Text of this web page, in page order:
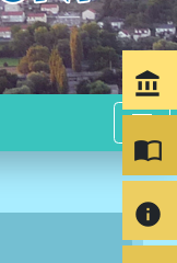
menu
account_balance
import_contacts
info